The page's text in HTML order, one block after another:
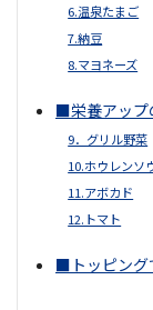
6.温泉たまご
7.納豆
8.マヨネーズ
■栄養アップ
9．グリル野菜
10.ホウレンソ
11.アボカド
12.トマト
■トッピング